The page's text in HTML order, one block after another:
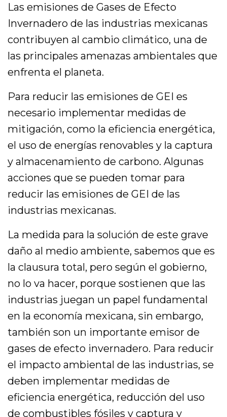
Las emisiones de Gases de Efecto
Invernadero de las industrias mexicanas
contribuyen al cambio climático, una de
las principales amenazas ambientales que
enfrenta el planeta.
Para reducir las emisiones de GEI es
necesario implementar medidas de
mitigación, como la eficiencia energética,
el uso de energías renovables y la captura
y almacenamiento de carbono. Algunas
acciones que se pueden tomar para
reducir las emisiones de GEI de las
industrias mexicanas.
La medida para la solución de este grave
daño al medio ambiente, sabemos que es
la clausura total, pero según el gobierno,
no lo va hacer, porque sostienen que las
industrias juegan un papel fundamental
en la economía mexicana, sin embargo,
también son un importante emisor de
gases de efecto invernadero. Para reducir
el impacto ambiental de las industrias, se
deben implementar medidas de
eficiencia energética, reducción del uso
de combustibles fósiles y captura y